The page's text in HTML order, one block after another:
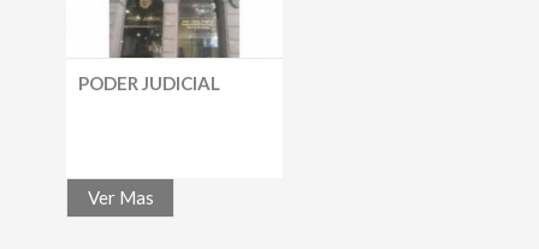
PODER JUDICIAL
Ver Mas